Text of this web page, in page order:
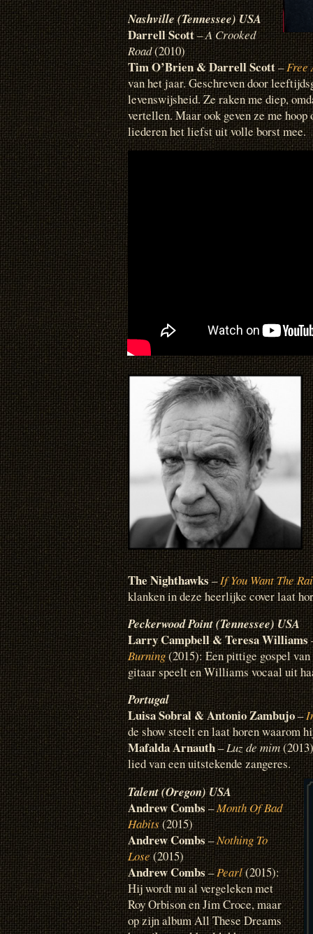
Nashville (Tennessee) USA
Darrell Scott–A Crooked
Road(2010)
Tim O’Brien & Darrell Scott–Free
van het jaar. Geschreven door
levenswijsheid. Ze raken me diep,
vertellen. Maar ook geven ze me
liederen het liefst uit volle borst mee.
The Nighthawks–If You Want The
klanken in deze heerlijke cover laat
Peckerwood Point (Tennessee) USA
Larry Campbell & Teresa Williams
Burning(2015): Een pittige gospel
gitaar speelt en Williams vocaal uit
Portugal
Luisa Sobral & Antonio Zambujo–
de show steelt en laat horen waarom
Mafalda Arnauth–Luz de mim
lied van een uitstekende zangeres.
Talent (Oregon) USA
Andrew Combs–Month Of Bad
Habits(2015)
Andrew Combs –Nothing To
Lose(2015)
Andrew Combs–Pearl(2015):
Hij wordt nu al vergeleken met
Roy Orbison en Jim Croce, maar
op zijn album All These Dreams